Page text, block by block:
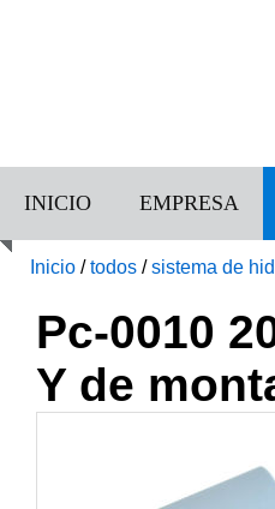
INICIO EMPRESA
Inicio /todos /sistema de
Pc-0010
Y de